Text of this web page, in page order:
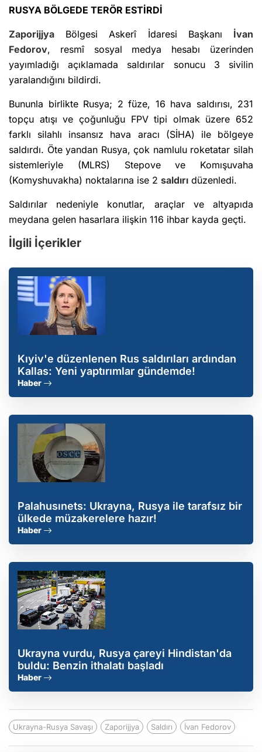
RUSYA BÖLGEDE TERÖR ESTİRDİ
Zaporijjya Bölgesi Askerî İdaresi Başkanı İvan
Fedorov, resmî sosyal medya hesabı üzerinden
yayımladığı açıklamada saldırılar sonucu 3 sivilin
yaralandığını bildirdi.
Bununla birlikte Rusya; 2 füze, 16 hava saldırısı, 231
topçu atışı ve çoğunluğu FPV tipi olmak üzere 652
farklı silahlı insansız hava aracı (SİHA) ile bölgeye
saldırdı. Öte yandan Rusya, çok namlulu roketatar silah
sistemleriyle (MLRS) Stepove ve Komışuvaha
(Komyshuvakha) noktalarına ise 2 saldırı düzenledi.
Saldırılar nedeniyle konutlar, araçlar ve altyapıda
meydana gelen hasarlara ilişkin 116 ihbar kayda geçti.
İlgili İçerikler
Kıyiv'e düzenlenen Rus saldırıları ardından
Kallas: Yeni yaptırımlar gündemde!
Haber
Palahusınets: Ukrayna, Rusya ile tarafsız bir
ülkede müzakerelere hazır!
Haber
Ukrayna vurdu, Rusya çareyi Hindistan'da
buldu: Benzin ithalatı başladı
Haber
Ukrayna-Rusya Savaşı Zaporijjya Saldırı İvan Fedorov